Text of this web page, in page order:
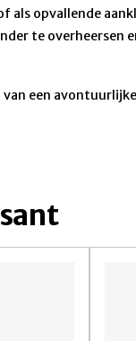
als opvallende
te overheersen
een